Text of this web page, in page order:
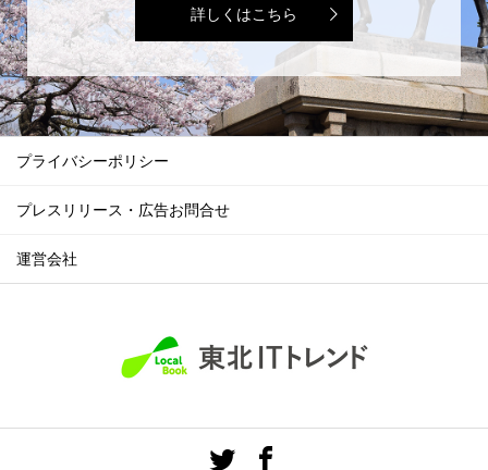
詳しくはこちら
プライバシーポリシー
プレスリリース・広告お問合せ
運営会社